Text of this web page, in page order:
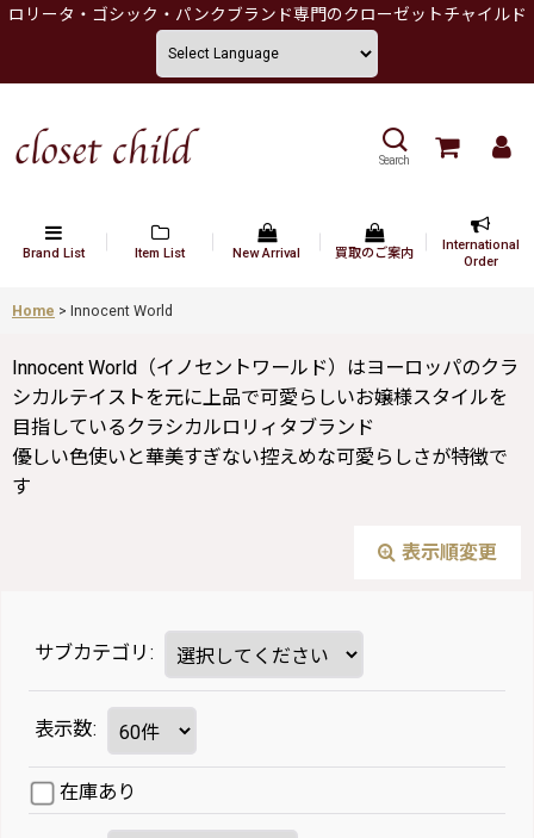
ロリータ・ゴシック・パンクブランド専門のクローゼットチャイルド
Search
Brand List Item List New Arrival 買取のご案内
International
Order
Home > Innocent World
Innocent World（イノセントワールド）はヨーロッパのクラ
シカルテイストを元に上品で可愛らしいお嬢様スタイルを
目指しているクラシカルロリィタブランド
優しい色使いと華美すぎない控えめな可愛らしさが特徴で
す
表示順変更
サブカテゴリ :
表示数:
在庫あり